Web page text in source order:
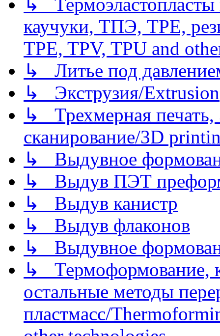
каучуки, ТПЭ, TPE,
TPE, TPV, TPU and
↳ Литье под
↳ Экструзия/Extrusion
↳ Трехмерная
сканирование/3D
↳ Выдувное
↳ Выдув ПЭТ
↳ Выдув канистр
↳ Выдув флаконов
↳ Выдувное
↳ Термоформование,
остальные методы
пластмасс/